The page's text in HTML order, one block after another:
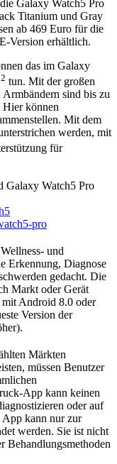
Galaxy Watch5 Pro
Titanium und Gray
ab 469 Euro für die
Version erhältlich.
das im Galaxy
tun. Mit der großen
sind bis zu
können
Mit dem
werden, mit
für
Galaxy Watch5 Pro
pro
und
Erkennung, Diagnose
gedacht. Die
Markt oder Gerät
Android 8.0 oder
Version der
Märkten
müssen Benutzer
App kann keinen
oder auf
App kann nur zur
werden. Sie ist nicht
Behandlungsmethoden